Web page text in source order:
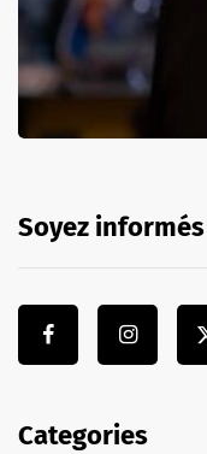
Soyez informés
Categories